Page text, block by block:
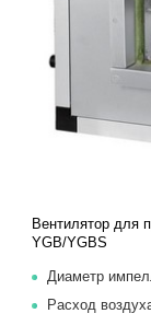
Вентилятор для
YGB/YGBS
Диаметр
Расход